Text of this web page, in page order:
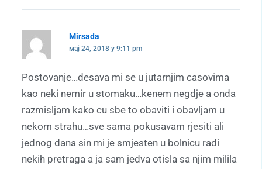
Mirsada
мај 24, 2018 у 9:11 pm
Postovanje…desava mi se u jutarnjim casovima
kao neki nemir u stomaku…kenem negdje a onda
razmisljam kako cu sbe to obaviti i obavljam u
nekom strahu…sve sama pokusavam rjesiti ali
jednog dana sin mi je smjesten u bolnicu radi
nekih pretraga a ja sam jedva otisla sa njim milila